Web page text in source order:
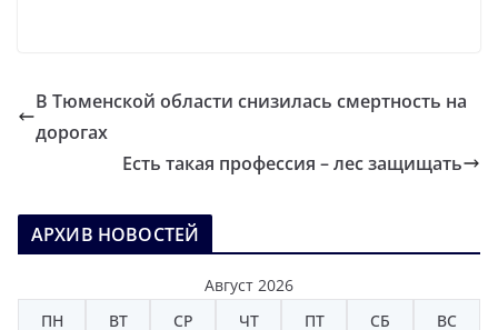
В Тюменской области снизилась смертность на
дорогах
Есть такая профессия – лес защищать
АРХИВ НОВОСТЕЙ
Август 2026
ПН
ВТ СР ЧТ ПТ СБ ВС